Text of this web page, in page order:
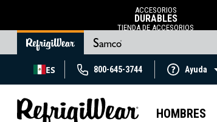
ACCESORIOS
DURABLES
TIENDA DE ACCESORIOS
ES 800-645-3744 Ayuda
HOMBRES